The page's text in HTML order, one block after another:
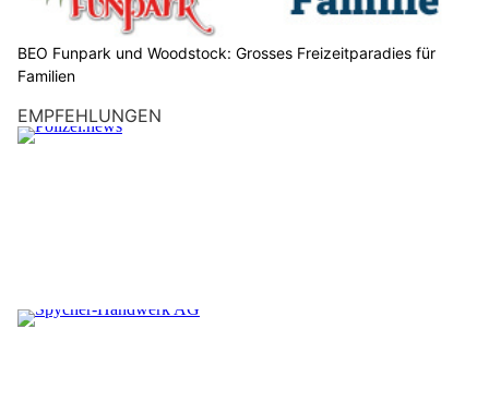
BEO Funpark und Woodstock: Grosses Freizeitparadies für
Familien
EMPFEHLUNGEN